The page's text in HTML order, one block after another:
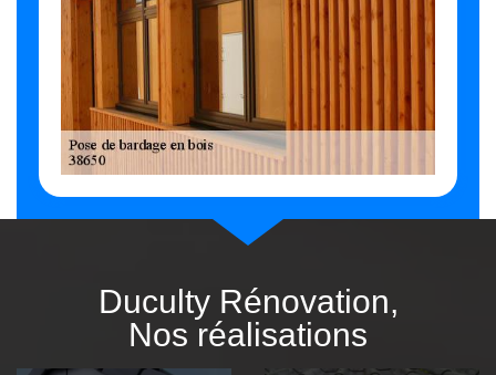
Duculty Rénovation,
Nos réalisations